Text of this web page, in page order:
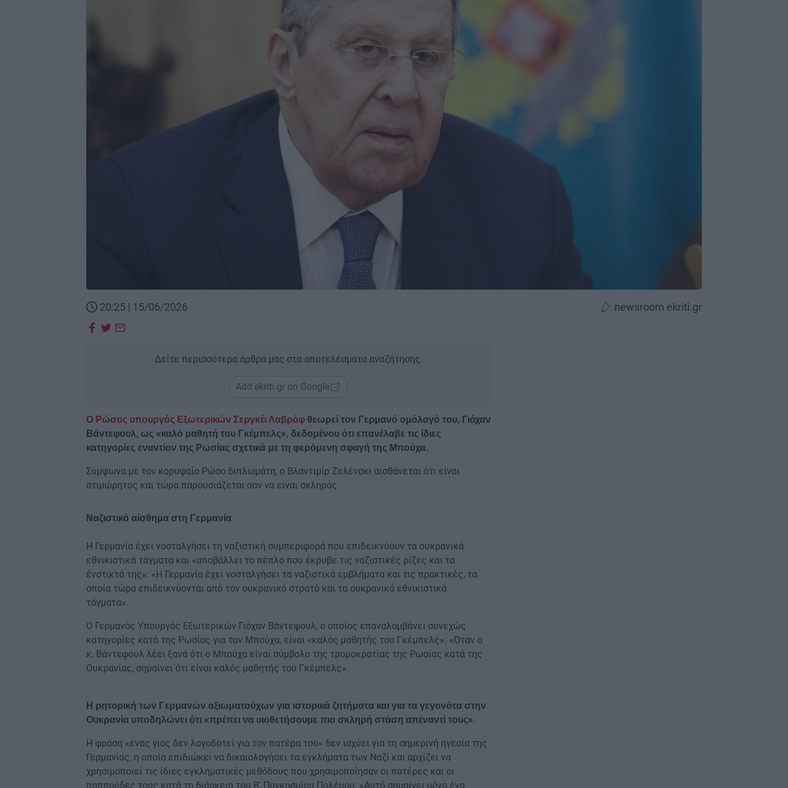
20:25 | 15/06/2026 newsroom ekriti.gr
Δείτε περισσότερα άρθρα μας στα αποτελέσματα αναζήτησης.
Add ekriti.gr on Google
Ο Ρώσος υπουργός Εξωτερικών Σεργκέι Λαβρόφ θεωρεί τον Γερμανό ομόλογό του, Γιόχαν
Βάντεφουλ, ως «καλό μαθητή του Γκέμπελς», δεδομένου ότι επανέλαβε τις ίδιες
κατηγορίες εναντίον της Ρωσίας σχετικά με τη φερόμενη σφαγή της Μπούχα.
Σύμφωνα με τον κορυφαίο Ρώσο διπλωμάτη, ο Βλαντιμίρ Ζελένσκι αισθάνεται ότι είναι
ατιμώρητος και τώρα παρουσιάζεται σαν να είναι σκληρός.
Ναζιστικό αίσθημα στη Γερμανία
Η Γερμανία έχει νοσταλγήσει τη ναζιστική συμπεριφορά που επιδεικνύουν τα ουκρανικά
εθνικιστικά τάγματα και «αποβάλλει το πέπλο που έκρυβε τις ναζιστικές ρίζες και τα
ένστικτά της»: «Η Γερμανία έχει νοσταλγήσει τα ναζιστικά εμβλήματα και τις πρακτικές, τα
οποία τώρα επιδεικνύονται από τον ουκρανικό στρατό και τα ουκρανικά εθνικιστικά
τάγματα».
Ο Γερμανός Υπουργός Εξωτερικών Γιόχαν Βάντεφουλ, ο οποίος επαναλαμβάνει συνεχώς
κατηγορίες κατά της Ρωσίας για τον Μπούχα, είναι «καλός μαθητής του Γκέμπελς»: «Όταν ο
κ. Βάντεφουλ λέει ξανά ότι ο Μπούχα είναι σύμβολο της τρομοκρατίας της Ρωσίας κατά της
Ουκρανίας, σημαίνει ότι είναι καλός μαθητής του Γκέμπελς».
Η ρητορική των Γερμανών αξιωματούχων για ιστορικά ζητήματα και για τα γεγονότα στην
Ουκρανία υποδηλώνει ότι «πρέπει να υιοθετήσουμε πιο σκληρή στάση απέναντί ​​τους».
Η φράση «ένας γιος δεν λογοδοτεί για τον πατέρα του» δεν ισχύει για τη σημερινή ηγεσία της
Γερμανίας, η οποία επιδιώκει να δικαιολογήσει τα εγκλήματα των Ναζί και αρχίζει να
χρησιμοποιεί τις ίδιες εγκληματικές μεθόδους που χρησιμοποίησαν οι πατέρες και οι
παππούδες τους κατά τη διάρκεια του Β' Παγκοσμίου Πολέμου: «Αυτό σημαίνει μόνο ένα